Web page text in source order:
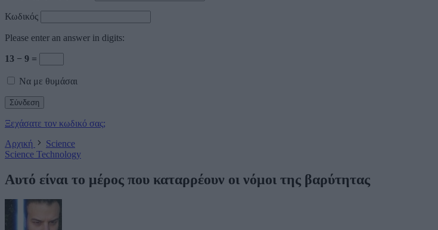
Κωδικός
Please enter an answer in digits:
13 − 9 =
Να με θυμάσαι
Ξεχάσατε τον κωδικό σας;
Αρχική
Science
Science Technology
Αυτό είναι το μέρος που καταρρέουν οι νόμοι της βαρύτητας